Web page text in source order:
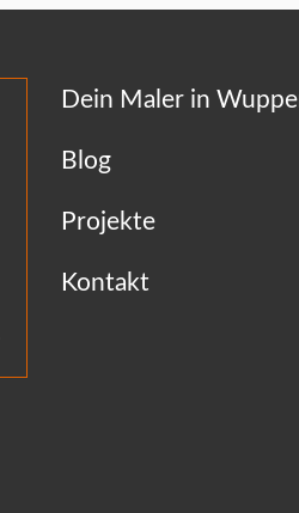
Dein Maler in
Blog
Projekte
Kontakt